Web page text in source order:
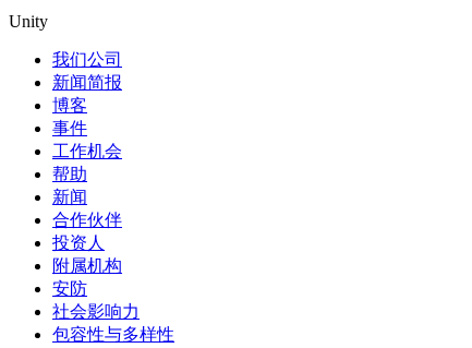
Unity
我们公司
新闻简报
博客
事件
工作机会
帮助
新闻
合作伙伴
投资人
附属机构
安防
社会影响力
包容性与多样性